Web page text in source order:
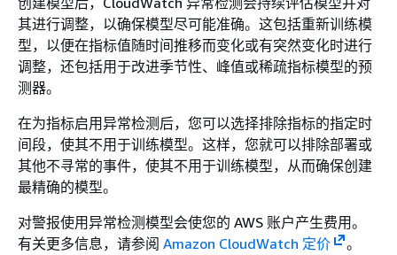
其进行调整，以确保模型尽可能准确。这包括重新训练模
型，以便在指标值随时间推移而变化或有突然变化时进行
调整，还包括用于改进季节性、峰值或稀疏指标模型的预
测器。
在为指标启用异常检测后，您可以选择排除指标的指定时
间段，使其不用于训练模型。这样，您就可以排除部署或
其他不寻常的事件，使其不用于训练模型，从而确保创建
最精确的模型。
对警报使用异常检测模型会使您的 AWS 账户产生费用。
有关更多信息，请参阅 Amazon CloudWatch 定价 。